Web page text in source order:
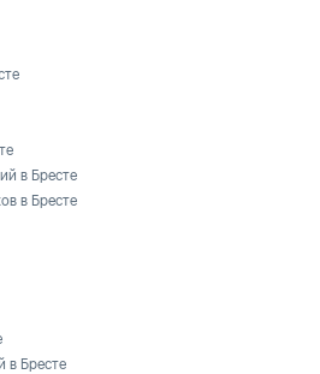
в Бресте
в Бресте
в Бресте